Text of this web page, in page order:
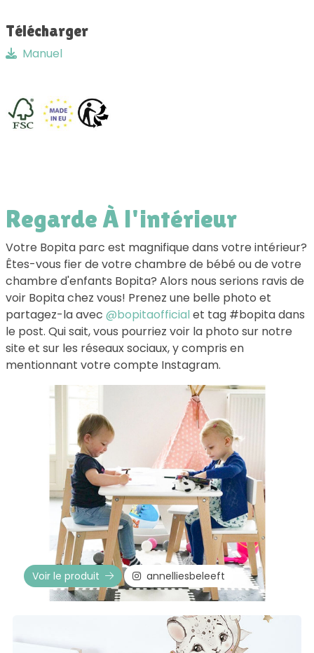
Télécharger
Manuel
Regarde À l'intérieur
Votre Bopita parc est magnifique dans votre intérieur?
Êtes-vous fier de votre chambre de bébé ou de votre
chambre d'enfants Bopita? Alors nous serions ravis de
voir Bopita chez vous! Prenez une belle photo et
partagez-la avec @bopitaofficial et tag #bopita dans
le post. Qui sait, vous pourriez voir la photo sur notre
site et sur les réseaux sociaux, y compris en
mentionnant votre compte Instagram.
Voir le produit annelliesbeleeft